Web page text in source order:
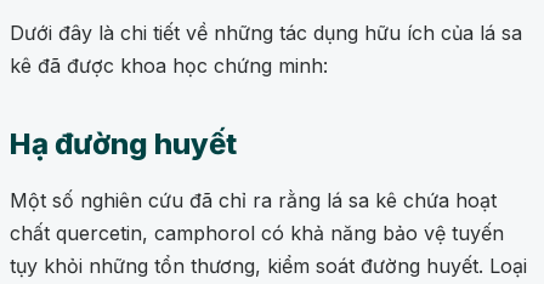
Dưới đây là chi tiết về những tác dụng hữu ích của lá sa
kê đã được khoa học chứng minh:
Hạ đường huyết
Một số nghiên cứu đã chỉ ra rằng lá sa kê chứa hoạt
chất quercetin, camphorol có khả năng bảo vệ tuyến
tụy khỏi những tổn thương, kiểm soát đường huyết. Loại